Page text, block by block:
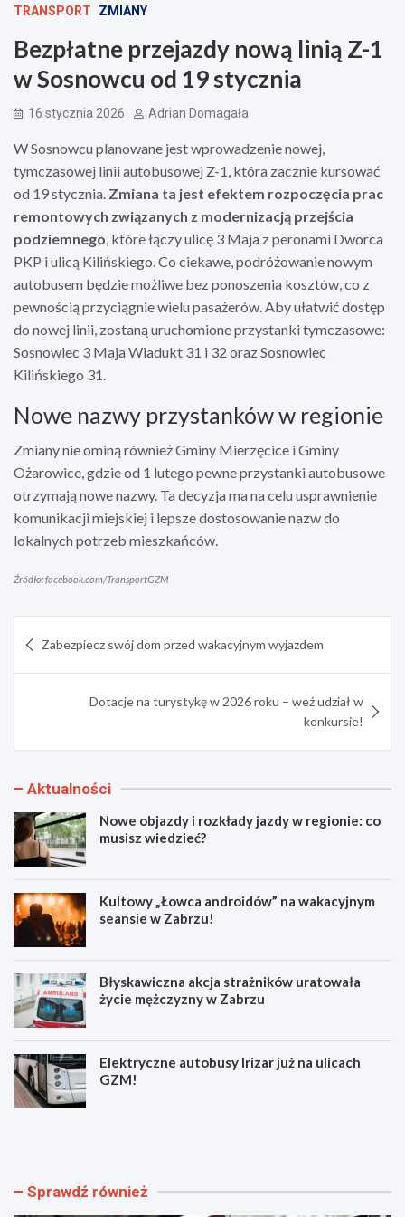
TRANSPORT ZMIANY
Bezpłatne przejazdy nową linią Z-1
w Sosnowcu od 19 stycznia
16 stycznia 2026 Adrian Domagała
W Sosnowcu planowane jest wprowadzenie nowej,
tymczasowej linii autobusowej Z-1, która zacznie kursować
od 19 stycznia. Zmiana ta jest efektem rozpoczęcia prac
remontowych związanych z modernizacją przejścia
podziemnego, które łączy ulicę 3 Maja z peronami Dworca
PKP i ulicą Kilińskiego. Co ciekawe, podróżowanie nowym
autobusem będzie możliwe bez ponoszenia kosztów, co z
pewnością przyciągnie wielu pasażerów. Aby ułatwić dostęp
do nowej linii, zostaną uruchomione przystanki tymczasowe:
Sosnowiec 3 Maja Wiadukt 31 i 32 oraz Sosnowiec
Kilińskiego 31.
Nowe nazwy przystanków w regionie
Zmiany nie ominą również Gminy Mierzęcice i Gminy
Ożarowice, gdzie od 1 lutego pewne przystanki autobusowe
otrzymają nowe nazwy. Ta decyzja ma na celu usprawnienie
komunikacji miejskiej i lepsze dostosowanie nazw do
lokalnych potrzeb mieszkańców.
Źródło: facebook.com/TransportGZM
wpisu
Zabezpiecz swój dom przed wakacyjnym wyjazdem
Dotacje na turystykę w 2026 roku – weź udział w
konkursie!
Aktualności
Nowe objazdy i rozkłady jazdy w regionie: co
musisz wiedzieć?
Kultowy „Łowca androidów” na wakacyjnym
seansie w Zabrzu!
Błyskawiczna akcja strażników uratowała
życie mężczyzny w Zabrzu
Elektryczne autobusy Irizar już na ulicach
GZM!
N
b
K
w Sprawdź również